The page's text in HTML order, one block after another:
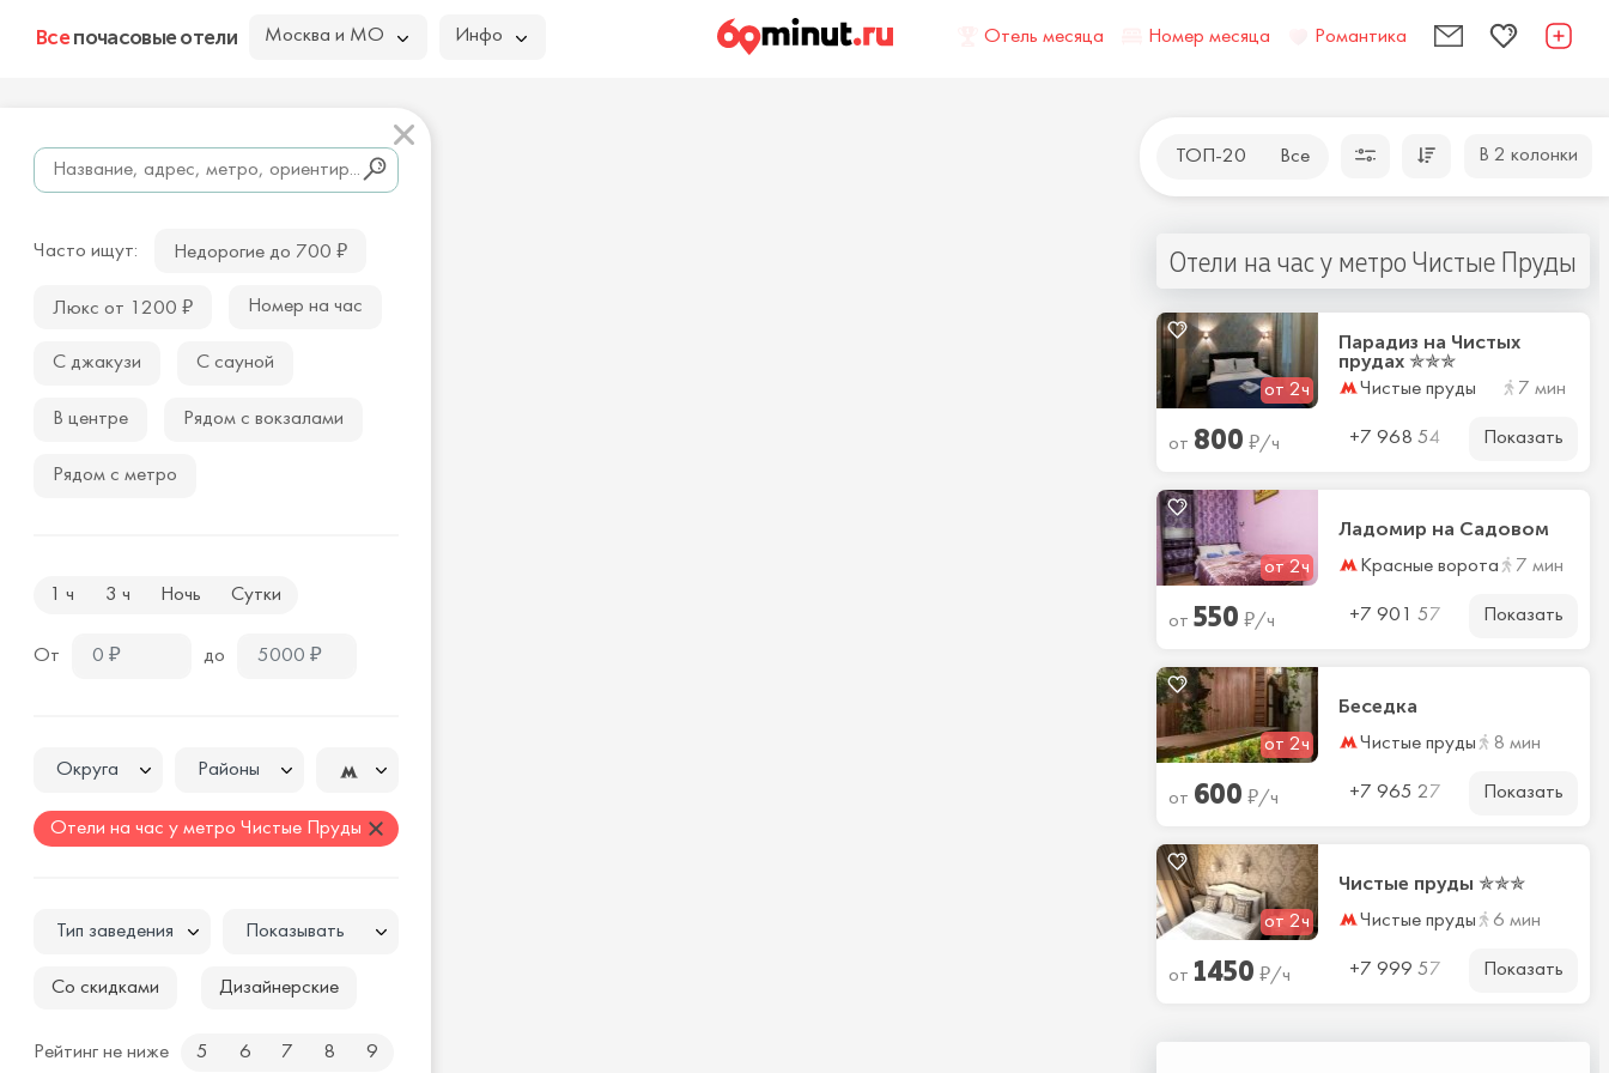
Всепочасовые отели Москва и МО Инфо Отель месяца Номер месяца Романтика
ТОП-20 Все В 2 колонки
Часто ищут: Недорогие до 700 ₽
Люкс от 1200 ₽ Номер на час
С джакузи С сауной
В центре Рядом с вокзалами
Рядом с метро
1 ч 3 ч Ночь Сутки
От до
Округа Районы
Отели на час у метро Чистые Пруды
Тип заведения Показывать
Со скидками Дизайнерские
Рейтинг не ниже 5 6 7 8 9
Отели на час у метро Чистые Пруды
от 2ч
Парадиз на Чистых
прудах ✯✯✯
7 мин
Чистые пруды
от 800 ₽/ч +7 968 54 Показать
от 2ч
Ладомир на Садовом
7 мин
Красные ворота
от 550 ₽/ч +7 901 57 Показать
от 2ч
Беседка
8 мин
Чистые пруды
от 600 ₽/ч +7 965 27 Показать
от 2ч
Чистые пруды ✯✯✯
6 мин
Чистые пруды
от 1450 ₽/ч +7 999 57 Показать